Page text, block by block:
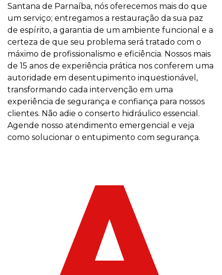
Santana de Parnaíba, nós oferecemos mais do que
um serviço; entregamos a restauração da sua paz
de espírito, a garantia de um ambiente funcional e a
certeza de que seu problema será tratado com o
máximo de profissionalismo e eficiência. Nossos mais
de 15 anos de experiência prática nos conferem uma
autoridade em desentupimento inquestionável,
transformando cada intervenção em uma
experiência de segurança e confiança para nossos
clientes. Não adie o conserto hidráulico essencial.
Agende nosso atendimento emergencial e veja
como solucionar o entupimento com segurança.